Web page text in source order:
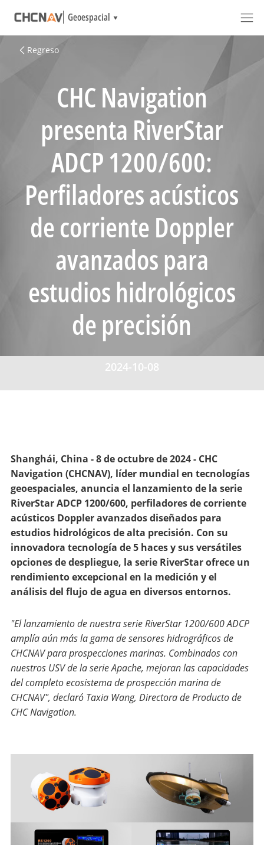
Geoespacial
Regreso
CHC Navigation
presenta RiverStar
ADCP 1200/600:
Perfiladores acústicos
de corriente Doppler
avanzados para
estudios hidrológicos
de precisión
2024-10-08
Shanghái, China - 8 de octubre de 2024 - CHC
Navigation (CHCNAV), líder mundial en tecnologías
geoespaciales, anuncia el lanzamiento de la serie
RiverStar ADCP 1200/600, perfiladores de corriente
acústicos Doppler avanzados diseñados para
estudios hidrológicos de alta precisión. Con su
innovadora tecnología de 5 haces y sus versátiles
opciones de despliegue, la serie RiverStar ofrece un
rendimiento excepcional en la medición y el
análisis del flujo de agua en diversos entornos.
"El lanzamiento de nuestra serie RiverStar 1200/600 ADCP
amplía aún más la gama de sensores hidrográficos de
CHCNAV para prospecciones marinas. Combinados con
nuestros USV de la serie Apache, mejoran las capacidades
del completo ecosistema de prospección marina de
CHCNAV", declaró Taxia Wang, Directora de Producto de
CHC Navigation.